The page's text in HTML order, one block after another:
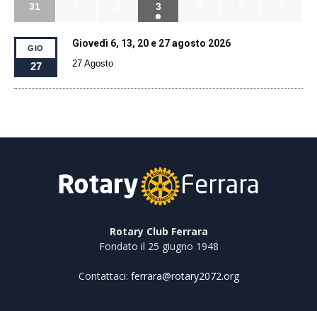
31 3
GIO
27
Giovedì 6, 13, 20 e 27 agosto 2026
27 Agosto
Rotary Club Ferrara
Fondato il 25 giugno 1948
Contattaci: ferrara@rotary2072.org